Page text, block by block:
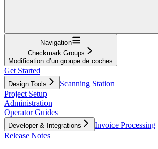
Navigation
Checkmark Groups
Modification d’un groupe de coches
Get Started
Design Tools
Scanning Station
Project Setup
Administration
Operator Guides
Developer & Integrations
Invoice Processing
Release Notes